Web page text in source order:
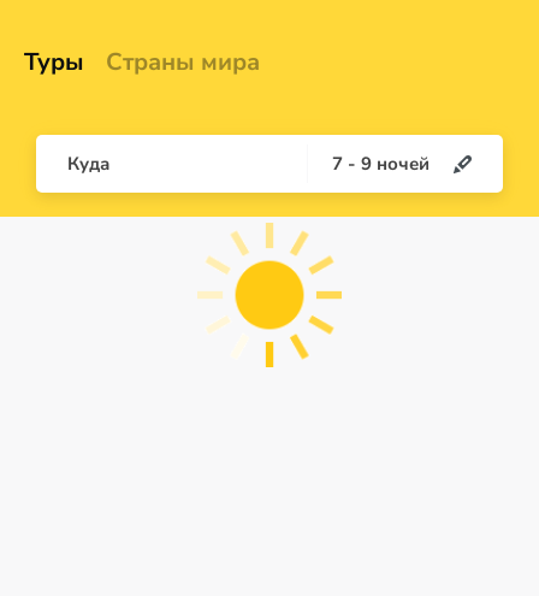
Туры Страны мира
Куда 7 - 9 ночей